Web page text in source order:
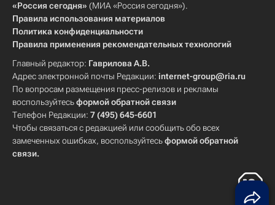
«Россия сегодня» (МИА «Россия сегодня»).
Правила использования материалов
Политика конфиденциальности
Правила применения рекомендательных технологий
Главный редактор: Гаврилова А.В.
Адрес электронной почты Редакции: internet-group@ria.ru
По вопросам размещения пресс-релизов и рекламы
воспользуйтесьформой обратной связи
Телефон Редакции: 7 (495) 645-6601
Чтобы связаться с редакцией или сообщить обо всех
замеченных ошибках, воспользуйтесьформой обратной
связи.